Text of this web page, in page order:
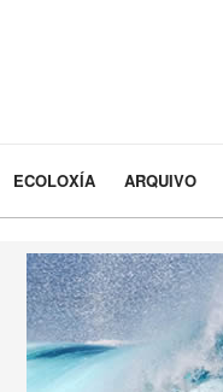
ECOLOXÍA ARQUIVO